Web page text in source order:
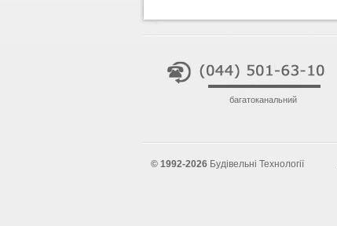
багатоканальний
© 1992-2026 Будівельні Технології